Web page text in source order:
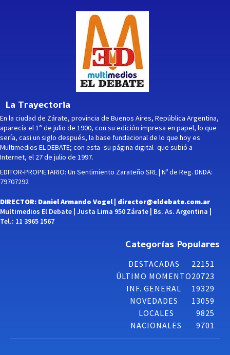
La Trayectoria
En la ciudad de Zárate, provincia de Buenos Aires, República Argentina,
aparecía el 1° de julio de 1900, con su edición impresa en papel, lo que
sería, casi un siglo después, la base fundacional de lo que hoy es
Multimedios EL DEBATE; con esta -su página digital- que subió a
Internet, el 27 de julio de 1997.
EDITOR-PROPIETARIO: Un Sentimiento Zarateño SRL | Nº de Reg. DNDA:
79707292
DIRECTOR: Daniel Armando Vogel | director@eldebate.com.ar
Multimedios El Debate | Justa Lima 950 Zárate | Bs. As. Argentina |
Tel.: 11 3965 1567
Categorías Populares
DESTACADAS
22151
ÚLTIMO MOMENTO20723
INF. GENERAL
19329
NOVEDADES
13059
LOCALES
9825
NACIONALES
9701